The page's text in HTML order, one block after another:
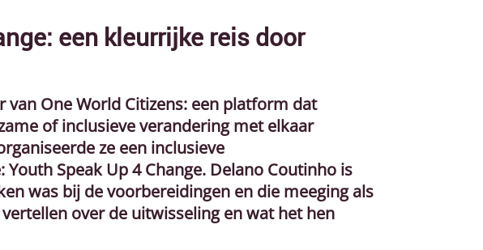
een kleurrijke reis door
One World Citizens: een platform dat
of inclusieve verandering met elkaar
ze een inclusieve
Speak Up 4 Change. Delano Coutinho is
was bij de voorbereidingen en die meeging als
over de uitwisseling en wat het hen